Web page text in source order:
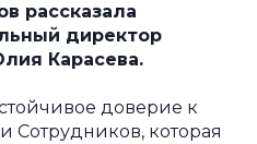
рассказала
директор
Карасева.
доверие к
которая